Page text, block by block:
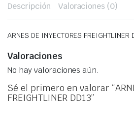
Descripción Valoraciones (0)
ARNES DE INYECTORES FREIGHTLINER
Valoraciones
No hay valoraciones aún.
Sé el primero en valorar
FREIGHTLINER DD13”